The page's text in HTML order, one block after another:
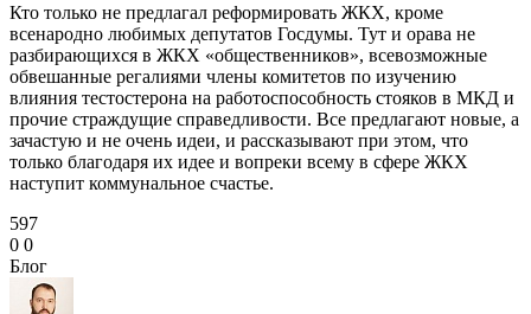
Кто только не предлагал реформировать ЖКХ, кроме
всенародно любимых депутатов Госдумы. Тут и орава не
разбирающихся в ЖКХ «общественников», всевозможные
обвешанные регалиями члены комитетов по изучению
влияния тестостерона на работоспособность стояков в МКД и
прочие страждущие справедливости. Все предлагают новые, а
зачастую и не очень идеи, и рассказывают при этом, что
только благодаря их идее и вопреки всему в сфере ЖКХ
наступит коммунальное счастье.
597
0 0
Блог